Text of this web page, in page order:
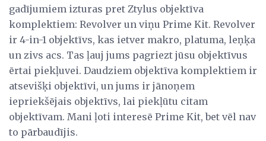
gadījumiem izturas pret Ztylus objektīva
komplektiem: Revolver un viņu Prime Kit. Revolver
ir 4-in-1 objektīvs, kas ietver makro, platuma, leņķa
un zivs acs. Tas ļauj jums pagriezt jūsu objektīvus
ērtai piekļuvei. Daudziem objektīva komplektiem ir
atsevišķi objektīvi, un jums ir jānoņem
iepriekšējais objektīvs, lai piekļūtu citam
objektīvam. Mani ļoti interesē Prime Kit, bet vēl nav
to pārbaudījis.